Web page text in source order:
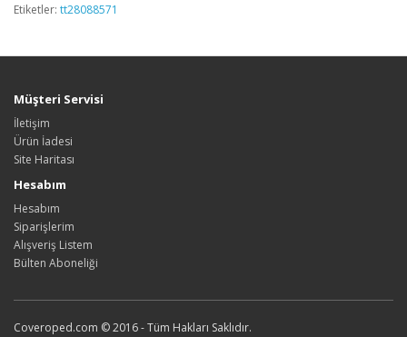
Etiketler: tt28088571
Müşteri Servisi
İletişim
Ürün İadesi
Site Haritası
Hesabım
Hesabım
Siparişlerim
Alışveriş Listem
Bülten Aboneliği
Coveroped.com © 2016 - Tüm Hakları Saklıdır.